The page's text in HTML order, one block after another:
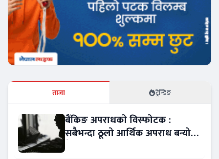
ताजा ट्रेन्डिङ
बैंकिङ अपराधको विस्फोटक :
सबैभन्दा ठूलो आर्थिक अपराध बन्यो